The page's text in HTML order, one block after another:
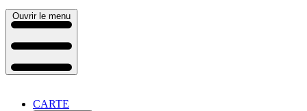
Ouvrir le menu
CARTE